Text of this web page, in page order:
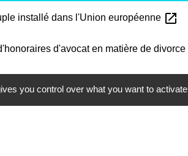
installé dans l'Union européenne open_in_new
d'avocat en matière de divorce
you control over what you want to activate